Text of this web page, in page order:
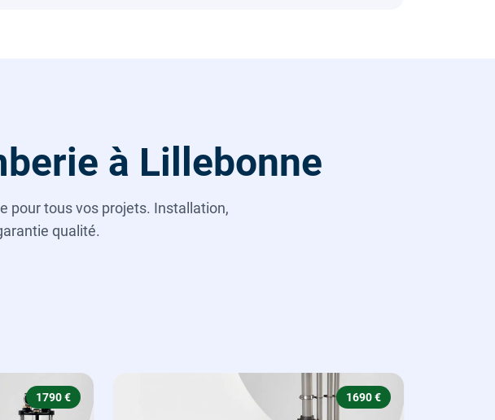
à Lillebonne
pour tous vos projets. Installation,
qualité.
1790 € 1690 €